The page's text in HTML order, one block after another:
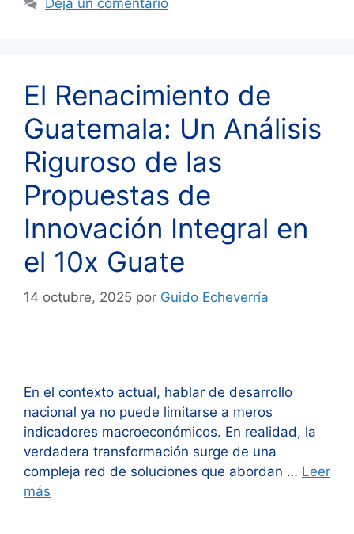
Deja un comentario
El Renacimiento de
Guatemala: Un Análisis
Riguroso de las
Propuestas de
Innovación Integral en
el 10x Guate
14 octubre, 2025 por Guido Echeverría
En el contexto actual, hablar de desarrollo
nacional ya no puede limitarse a meros
indicadores macroeconómicos. En realidad, la
verdadera transformación surge de una
compleja red de soluciones que abordan … Leer
más